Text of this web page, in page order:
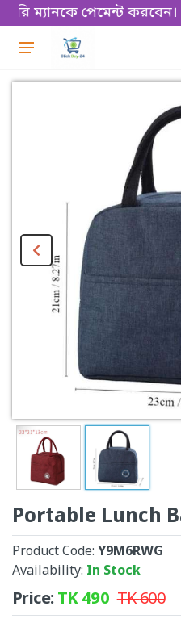
পেমেন্ট করবেন।
Portable Lunch
Product Code: Y9M6RWG
Availability: In Stock
Price:TK490 TK600